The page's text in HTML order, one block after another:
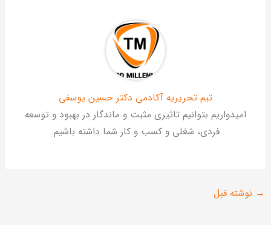
تیم تحریریه آکادمی دکتر حسین یوسفی
امیدواریم بتوانیم تاثیری مثبت و ماندگار در بهبود و توسعه
فردی، شغلی و کسب و کار شما داشته باشیم.
نوشته قبل